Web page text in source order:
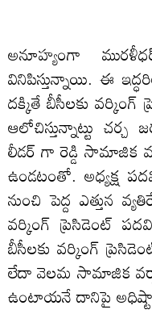
అనూహ్యంగా
వినిపిస్తున్నాయి. ఈ
దక్కితే బీసీలకు
ఆలోచిస్తున్నాట్టు చర్చ
లీడర్ గా రెడ్డి సామాజిక
ఉండటంతో. అధ్యక్ష
నుంచి పెద్ద ఎత్తున
వర్కింగ్‌ ప్రెసిడెంట్‌
బీసీలకు వర్కింగ్‌
లేదా వెలమ సామాజిక
ఉంటాయనే దానిపై